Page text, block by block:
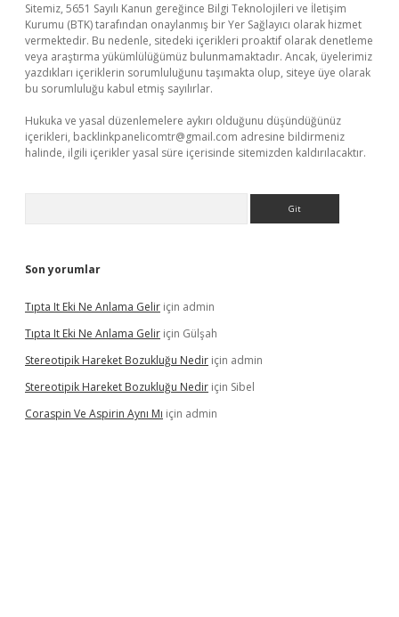
Sitemiz, 5651 Sayılı Kanun gereğince Bilgi Teknolojileri ve İletişim
Kurumu (BTK) tarafından onaylanmış bir Yer Sağlayıcı olarak hizmet
vermektedir. Bu nedenle, sitedeki içerikleri proaktif olarak denetleme
veya araştırma yükümlülüğümüz bulunmamaktadır. Ancak, üyelerimiz
yazdıkları içeriklerin sorumluluğunu taşımakta olup, siteye üye olarak
bu sorumluluğu kabul etmiş sayılırlar.
Hukuka ve yasal düzenlemelere aykırı olduğunu düşündüğünüz
içerikleri, backlinkpanelicomtr@gmail.com adresine bildirmeniz
halinde, ilgili içerikler yasal süre içerisinde sitemizden kaldırılacaktır.
Son yorumlar
Tıpta It Eki Ne Anlama Gelir için admin
Tıpta It Eki Ne Anlama Gelir için Gülşah
Stereotipik Hareket Bozukluğu Nedir için admin
Stereotipik Hareket Bozukluğu Nedir için Sibel
Coraspin Ve Aspirin Aynı Mı için admin